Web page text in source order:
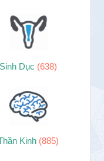
Sinh Dục (638)
Kinh (885)